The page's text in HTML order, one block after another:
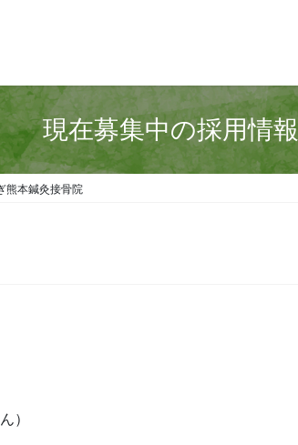
現在募集中の採用情報
熊本鍼灸接骨院
）